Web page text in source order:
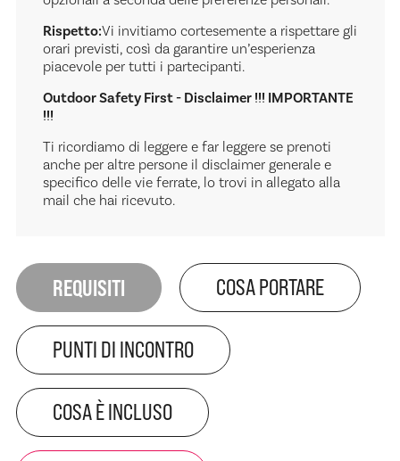
Rispetto:Vi invitiamo cortesemente a rispettare gli
orari previsti, così da garantire un’esperienza
piacevole per tutti i partecipanti.
Outdoor Safety First - Disclaimer !!! IMPORTANTE
!!!
Ti ricordiamo di leggere e far leggere se prenoti
anche per altre persone il disclaimer generale e
specifico delle vie ferrate, lo trovi in allegato alla
mail che hai ricevuto.
REQUISITI COSA PORTARE
PUNTI DI INCONTRO
COSA È INCLUSO